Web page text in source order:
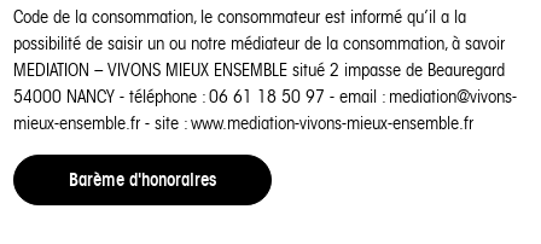
Code de la consommation, le consommateur est informé qu’il a la
possibilité de saisir un ou notre médiateur de la consommation, à savoir
MEDIATION – VIVONS MIEUX ENSEMBLE situé 2 impasse de Beauregard
54000 NANCY - téléphone : 06 61 18 50 97 - email : mediation@vivons-
mieux-ensemble.fr - site : www.mediation-vivons-mieux-ensemble.fr
Barème d'honoraires